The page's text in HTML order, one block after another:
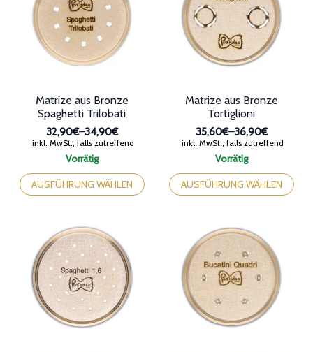
Optionen
Produktseite
Optionen
können
Produktseite
Vorrätig
Matrize aus Bronze
Spaghetti Trilobati
32,90€–34,90€
Preisspanne:
32,90€
bis
34,90€
inkl. MwSt., falls zutreffend
AUSFÜHRUNG WÄHLEN
Dieses
Produkt
weist
Optionen
können
auf
Produktseite
Vorrätig
Matrize aus Bronze
Tortiglioni
35,60€–36,90€
Preisspanne:
35,60€
bis
36,90€
inkl. MwSt., falls zutreffend
AUSFÜHRUNG WÄHLEN
Dieses
Produkt
weist
Optionen
können
Produktseite